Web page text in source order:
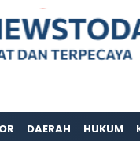
DAERAH HUKUM